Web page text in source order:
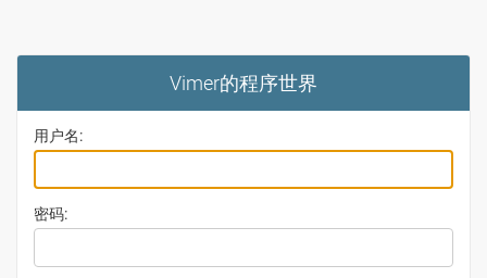
Vimer的程序世界
用户名:
密码: